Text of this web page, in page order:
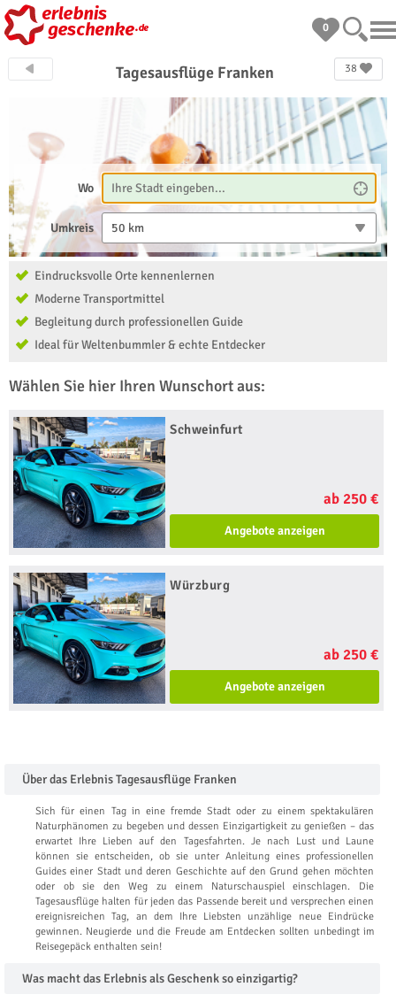
0
38
Tagesausflüge Franken
Wo
Umkreis 50 km
Eindrucksvolle Orte kennenlernen
Moderne Transportmittel
Begleitung durch professionellen Guide
Ideal für Weltenbummler & echte Entdecker
Wählen Sie hier Ihren Wunschort aus:
Schweinfurt
ab 250 €
Angebote anzeigen
Würzburg
ab 250 €
Angebote anzeigen
Über das Erlebnis Tagesausflüge Franken
Sich für einen Tag in eine fremde Stadt oder zu einem spektakulären
Naturphänomen zu begeben und dessen Einzigartigkeit zu genießen – das
erwartet Ihre Lieben auf den Tagesfahrten. Je nach Lust und Laune
können sie entscheiden, ob sie unter Anleitung eines professionellen
Guides einer Stadt und deren Geschichte auf den Grund gehen möchten
oder ob sie den Weg zu einem Naturschauspiel einschlagen. Die
Tagesausflüge halten für jeden das Passende bereit und versprechen einen
ereignisreichen Tag, an dem Ihre Liebsten unzählige neue Eindrücke
gewinnen. Neugierde und die Freude am Entdecken sollten unbedingt im
Reisegepäck enthalten sein!
Was macht das Erlebnis als Geschenk so einzigartig?